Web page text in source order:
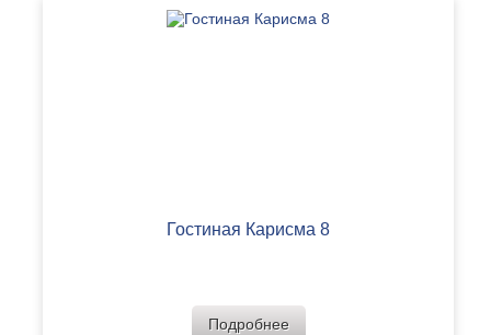
Гостиная Карисма 8
Подробнее